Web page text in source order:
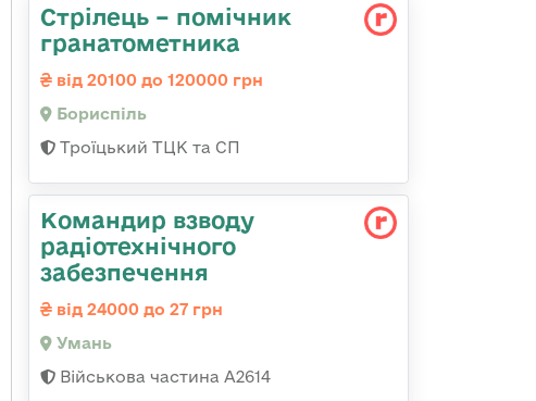
Стрілець – помічник
гранатометника
від 20100 до 120000 грн
Бориспіль
Троїцький ТЦК та СП
Командир взводу
радіотехнічного
забезпечення
від 24000 до 27 грн
Умань
Військова частина А2614